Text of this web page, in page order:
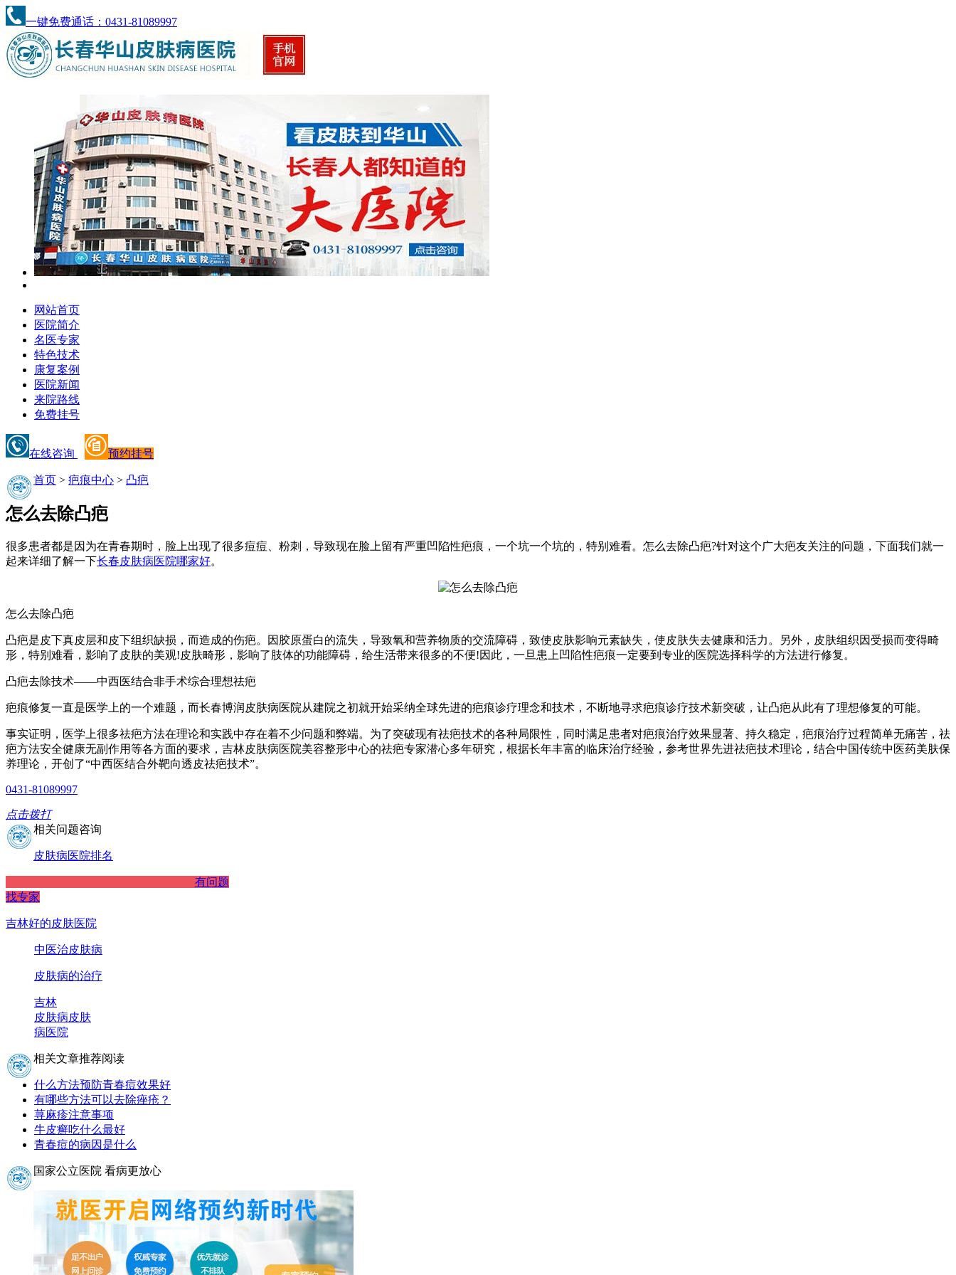
一键免费通话：0431-81089997
网站首页
医院简介
名医专家
特色技术
康复案例
医院新闻
来院路线
免费挂号
在线咨询 预约挂号
首页 > 疤痕中心 > 凸疤
怎么去除凸疤
很多患者都是因为在青春期时，脸上出现了很多痘痘、粉刺，导致现在脸上留有严重凹陷性疤痕，一个坑一个坑的，特别难看。怎么去除凸疤?针对这个广大疤友关注的问题，下面我们就一
起来详细了解一下长春皮肤病医院哪家好。
怎么去除凸疤
凸疤是皮下真皮层和皮下组织缺损，而造成的伤疤。因胶原蛋白的流失，导致氧和营养物质的交流障碍，致使皮肤影响元素缺失，使皮肤失去健康和活力。另外，皮肤组织因受损而变得畸
形，特别难看，影响了皮肤的美观!皮肤畸形，影响了肢体的功能障碍，给生活带来很多的不便!因此，一旦患上凹陷性疤痕一定要到专业的医院选择科学的方法进行修复。
凸疤去除技术——中西医结合非手术综合理想祛疤
疤痕修复一直是医学上的一个难题，而长春博润皮肤病医院从建院之初就开始采纳全球先进的疤痕诊疗理念和技术，不断地寻求疤痕诊疗技术新突破，让凸疤从此有了理想修复的可能。
事实证明，医学上很多祛疤方法在理论和实践中存在着不少问题和弊端。为了突破现有祛疤技术的各种局限性，同时满足患者对疤痕治疗效果显著、持久稳定，疤痕治疗过程简单无痛苦，祛
疤方法安全健康无副作用等各方面的要求，吉林皮肤病医院美容整形中心的祛疤专家潜心多年研究，根据长年丰富的临床治疗经验，参考世界先进祛疤技术理论，结合中国传统中医药美肤保
养理论，开创了“中西医结合外靶向透皮祛疤技术”。
0431-81089997
点击拨打
相关问题咨询
皮肤病医院排名
有问题
找专家
吉林好的皮肤医院
中医治皮肤病
皮肤病的治疗
吉林
皮肤病皮肤
病医院
相关文章推荐阅读
什么方法预防青春痘效果好
有哪些方法可以去除痤疮？
荨麻疹注意事项
牛皮癣吃什么最好
青春痘的病因是什么
国家公立医院 看病更放心